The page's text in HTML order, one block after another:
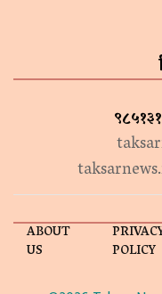
ABOUT
US POLICY